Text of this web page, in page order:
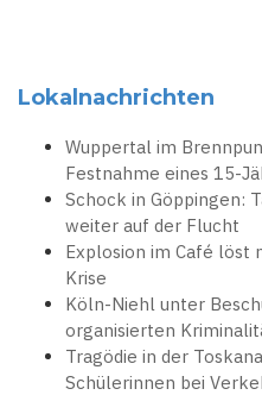
Lokalnachrichten
Wuppertal im
Festnahme eines 15-
Schock in Göppingen:
weiter auf der Flucht
Explosion im Café löst
Krise
Köln-Niehl unter
organisierten
Tragödie in der
Schülerinnen bei